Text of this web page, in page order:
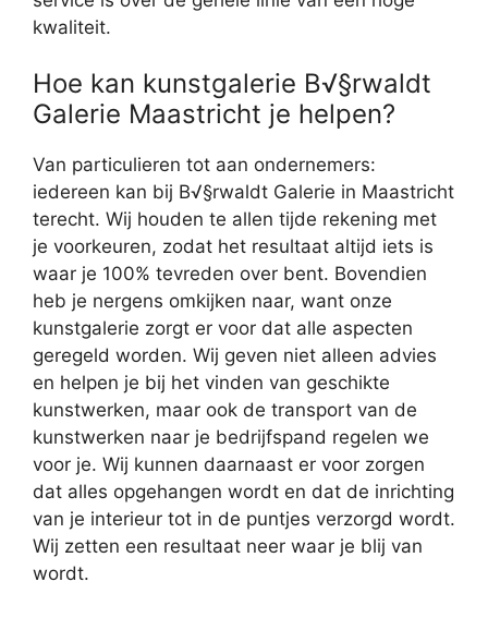
kwaliteit.
Hoe kan kunstgalerie B√§rwaldt
Galerie Maastricht je helpen?
Van particulieren tot aan ondernemers:
iedereen kan bij B√§rwaldt Galerie in Maastricht
terecht. Wij houden te allen tijde rekening met
je voorkeuren, zodat het resultaat altijd iets is
waar je 100% tevreden over bent. Bovendien
heb je nergens omkijken naar, want onze
kunstgalerie zorgt er voor dat alle aspecten
geregeld worden. Wij geven niet alleen advies
en helpen je bij het vinden van geschikte
kunstwerken, maar ook de transport van de
kunstwerken naar je bedrijfspand regelen we
voor je. Wij kunnen daarnaast er voor zorgen
dat alles opgehangen wordt en dat de inrichting
van je interieur tot in de puntjes verzorgd wordt.
Wij zetten een resultaat neer waar je blij van
wordt.